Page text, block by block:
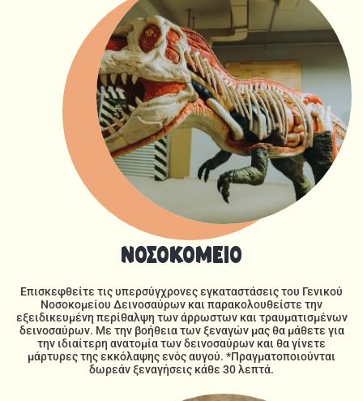
ΝΟΣΟΚΟΜΕΙΟ
Επισκεφθείτε τις υπερσύγχρονες εγκαταστάσεις του Γενικού
Νοσοκομείου Δεινοσαύρων και παρακολουθείστε την
εξειδικευμένη περίθαλψη των άρρωστων και τραυματισμένων
δεινοσαύρων. Με την βοήθεια των ξεναγών μας θα μάθετε για
την ιδιαίτερη ανατομία των δεινοσαύρων και θα γίνετε
μάρτυρες της εκκόλαψης ενός αυγού. *Πραγματοποιούνται
δωρεάν ξεναγήσεις κάθε 30 λεπτά.​